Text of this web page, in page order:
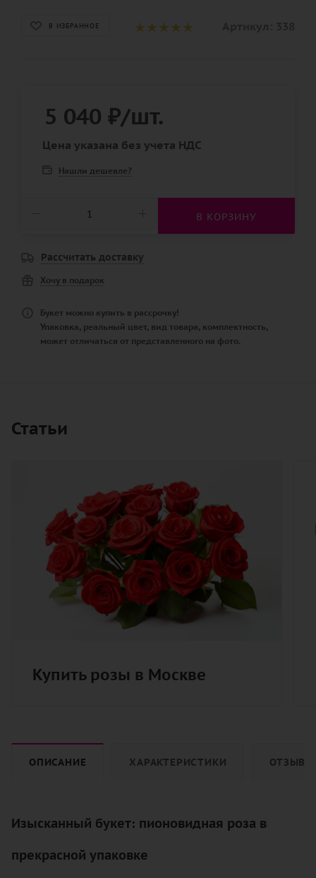
В ИЗБРАННОЕ
5 040 ₽/шт.
Цена указана без учета НДС
Нашли дешевле?
В КОРЗИНУ
Рассчитать доставку
Хочу в подарок
Букет можно купить в рассрочку!
Упаковка, реальный цвет, вид товара, комплектность,
может отличаться от представленного на фото.
Статьи
Купить розы в Москве
ОПИСАНИЕ ХАРАКТЕРИСТИКИ ОТЗЫВЫ
Изысканный букет: пионовидная роза в
прекрасной упаковке